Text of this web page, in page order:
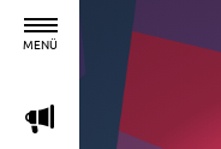
MENÜ
m